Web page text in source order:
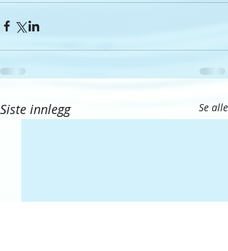
Siste innlegg Se alle